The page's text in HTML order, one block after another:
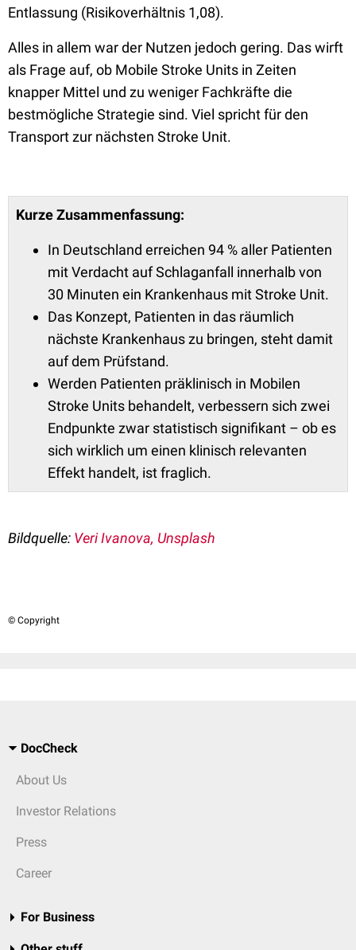
Entlassung (Risikoverhältnis 1,08).
Alles in allem war der Nutzen jedoch gering. Das wirft
als Frage auf, ob Mobile Stroke Units in Zeiten
knapper Mittel und zu weniger Fachkräfte die
bestmögliche Strategie sind. Viel spricht für den
Transport zur nächsten Stroke Unit.
Kurze Zusammenfassung:
In Deutschland erreichen 94 % aller Patienten
mit Verdacht auf Schlaganfall innerhalb von
30 Minuten ein Krankenhaus mit Stroke Unit.
Das Konzept, Patienten in das räumlich
nächste Krankenhaus zu bringen, steht damit
auf dem Prüfstand.
Werden Patienten präklinisch in Mobilen
Stroke Units behandelt, verbessern sich zwei
Endpunkte zwar statistisch signifikant – ob es
sich wirklich um einen klinisch relevanten
Effekt handelt, ist fraglich.
Bildquelle: Veri Ivanova, Unsplash
© Copyright
DocCheck
About Us
Investor Relations
Press
Career
For Business